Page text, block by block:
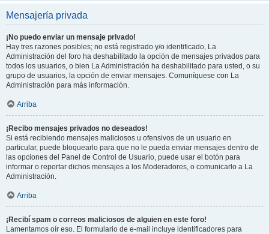
Mensajería privada
¡No puedo enviar un mensaje privado!
Hay tres razones posibles; no está registrado y/o identificado, La
Administración del foro ha deshabilitado la opción de mensajes privados para
todos los usuarios, o bien La Administración ha deshabilitado para usted, o su
grupo de usuarios, la opción de enviar mensajes. Comuníquese con La
Administración para más información.
Arriba
¡Recibo mensajes privados no deseados!
Si está recibiendo mensajes maliciosos u ofensivos de un usuario en
particular, puede bloquearlo para que no le pueda enviar mensajes dentro de
las opciones del Panel de Control de Usuario, puede usar el botón para
informar o reportar dichos mensajes a los Moderadores, o comunicarlo a La
Administración.
Arriba
¡Recibí spam o correos maliciosos de alguien en este foro!
Lamentamos oír eso. El formulario de e-mail incluye identificadores para